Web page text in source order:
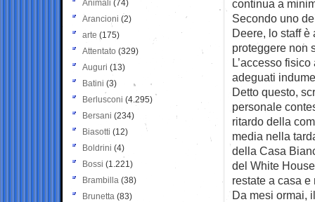
continua a
Secondo uno
Deere, lo staff è
proteggere non
L’accesso
adeguati
Detto questo,
personale
ritardo della
media nella
della Casa
del White
restate a casa e
Da mesi ormai,
Animali (74)
Arancioni (2)
arte (175)
Attentato (329)
Auguri (13)
Batini (3)
Berlusconi (4.295)
Bersani (234)
Biasotti (12)
Boldrini (4)
Bossi (1.221)
Brambilla (38)
Brunetta (83)